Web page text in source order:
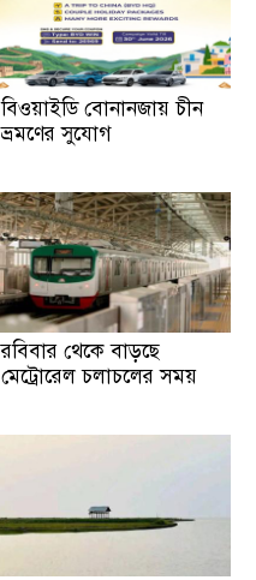
বিওয়াইডি বোনানজায় চীন
ভ্রমণের সুযোগ
রবিবার থেকে বাড়ছে
মেট্রোরেল চলাচলের সময়